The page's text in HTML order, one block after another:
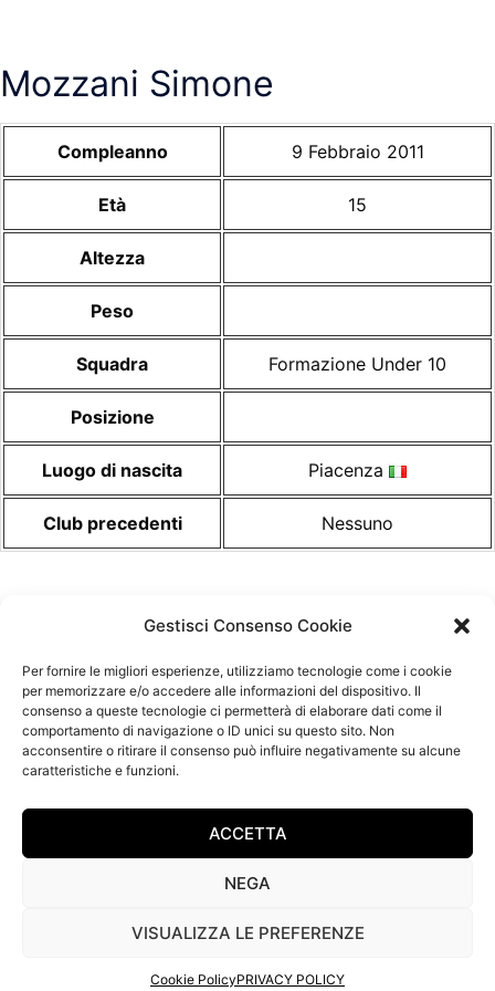
Gestisci Consenso Cookie
Per fornire le migliori esperienze, utilizziamo tecnologie come i cookie
per memorizzare e/o accedere alle informazioni del dispositivo. Il
consenso a queste tecnologie ci permetterà di elaborare dati come il
comportamento di navigazione o ID unici su questo sito. Non
acconsentire o ritirare il consenso può influire negativamente su alcune
caratteristiche e funzioni.
ACCETTA
NEGA
VISUALIZZA LE PREFERENZE
Cookie PolicyPRIVACY POLICY
Mozzani Simone
Compleanno 9 Febbraio 2011
Età 15
Altezza
Peso
Squadra Formazione Under 10
Posizione
Luogo di nascita Piacenza
Club precedenti Nessuno
Tutte le Stagioni
Copyright © 2026Rugby Lyons- Powered by
Privacy-Cookies .